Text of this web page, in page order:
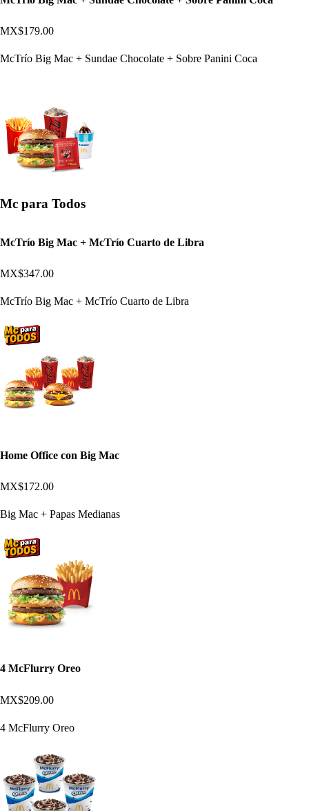
MX$179.00
McTrío Big Mac + Sundae Chocolate + Sobre Panini Coca
Mc para Todos
McTrío Big Mac + McTrío Cuarto de Libra
MX$347.00
McTrío Big Mac + McTrío Cuarto de Libra
Home Office con Big Mac
MX$172.00
Big Mac + Papas Medianas
4 McFlurry Oreo
MX$209.00
4 McFlurry Oreo